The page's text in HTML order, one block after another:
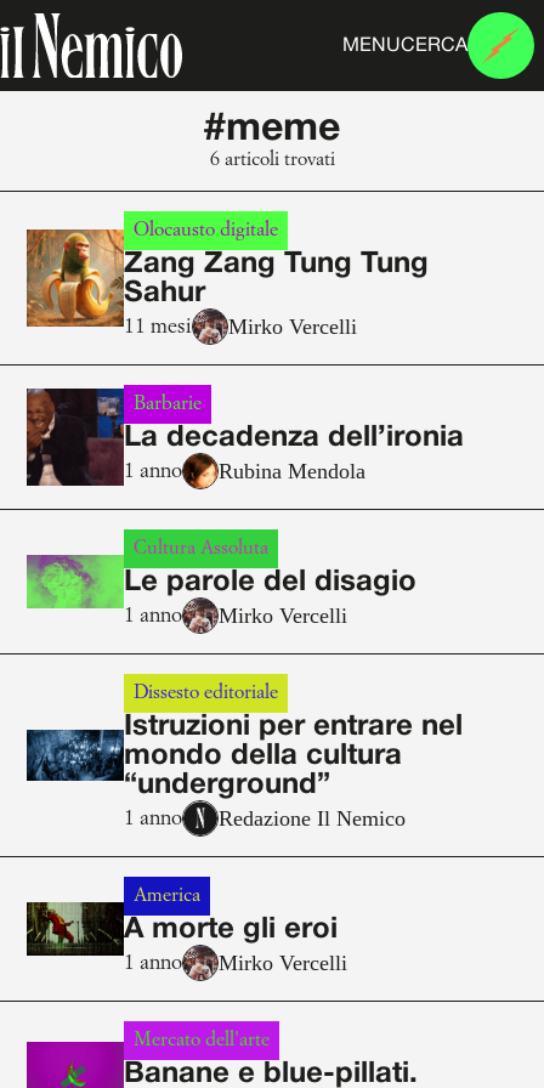
MENUCERCA
#meme
6 articoli trovati
Olocausto digitale
Zang Zang Tung Tung
Sahur
11 mesi Mirko Vercelli
Barbarie
La decadenza dell’ironia
1 anno Rubina Mendola
Cultura Assoluta
Le parole del disagio
1 anno Mirko Vercelli
Dissesto editoriale
Istruzioni per entrare nel
mondo della cultura
“underground”
1 anno Redazione Il Nemico
America
A morte gli eroi
1 anno Mirko Vercelli
Mercato dell'arte
Banane e blue-pillati.